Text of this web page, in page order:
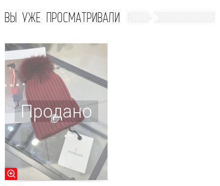
ВЫ УЖЕ ПРОСМАТРИВАЛИ
Продано